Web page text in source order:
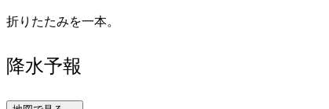
折りたたみを一本。
降水予報